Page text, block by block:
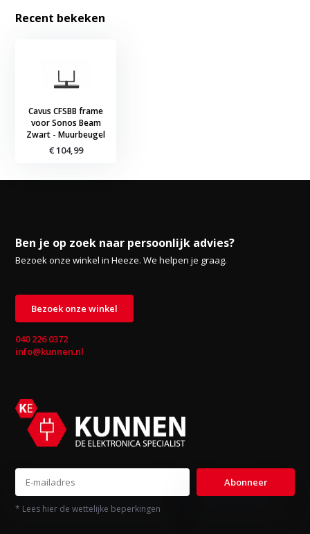
Recent bekeken
Cavus CFSBB frame
voor Sonos Beam
Zwart - Muurbeugel
€ 104,99
Ben je op zoek naar persoonlijk advies?
Bezoek onze winkel in Heeze. We helpen je graag.
Bezoek onze winkel
040 226 0372
info@kunnen.nl
Abonneer
* Lees hier de wettelijke beperkingen